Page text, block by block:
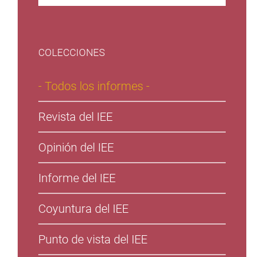
COLECCIONES
- Todos los informes -
Revista del IEE
Opinión del IEE
Informe del IEE
Coyuntura del IEE
Punto de vista del IEE